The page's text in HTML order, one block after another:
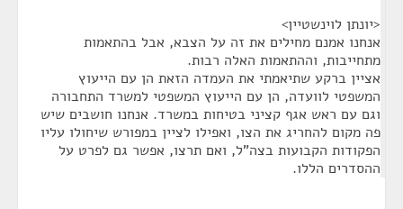
<יונתן לוינשטיין>
אנחנו אמנם מחילים את זה על הצבא, אבל בהתאמות
מתחייבות, וההתאמות האלה רבות.
אציין ברקע שתיאמתי את העמדה הזאת הן עם הייעוץ
המשפטי לוועדה, הן עם הייעוץ המשפטי למשרד התחבורה
וגם עם ראש אגף קציני בטיחות במשרד. אנחנו חושבים שיש
פה מקום להחריג את הצו, ואפילו לציין במפורש שיחולו עליו
הפקודות הקבועות בצה"ל, ואם תרצו, אפשר גם לפרט על
ההסדרים הללו.